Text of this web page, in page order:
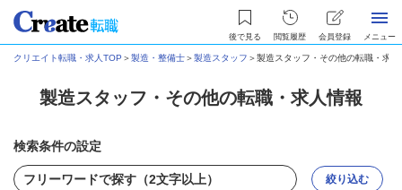
後で見る 閲覧履歴 会員登録 メニュー
クリエイト転職・求人TOP ＞製造・整備士＞製造スタッフ ＞製造スタッフ・その他の転職・求人
製造スタッフ・その他の転職・求人情報
検索条件の設定
絞り込む